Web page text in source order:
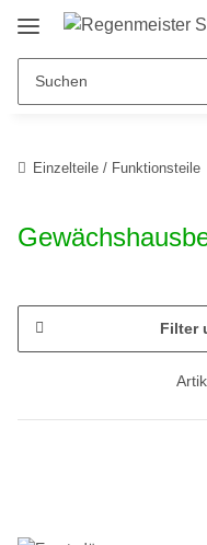
Einzelteile / Funktionsteile
Filter